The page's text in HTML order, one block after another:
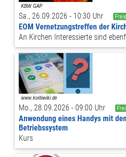
Sa., 26.09.2026 - 10:30 Uhr
EOM Vernetzungstreffen der
An Kirchen Interessierte sind
Mo., 28.09.2026 - 09:00 Uhr
Anwendung eines Handys mit
Betriebssystem
Kurs